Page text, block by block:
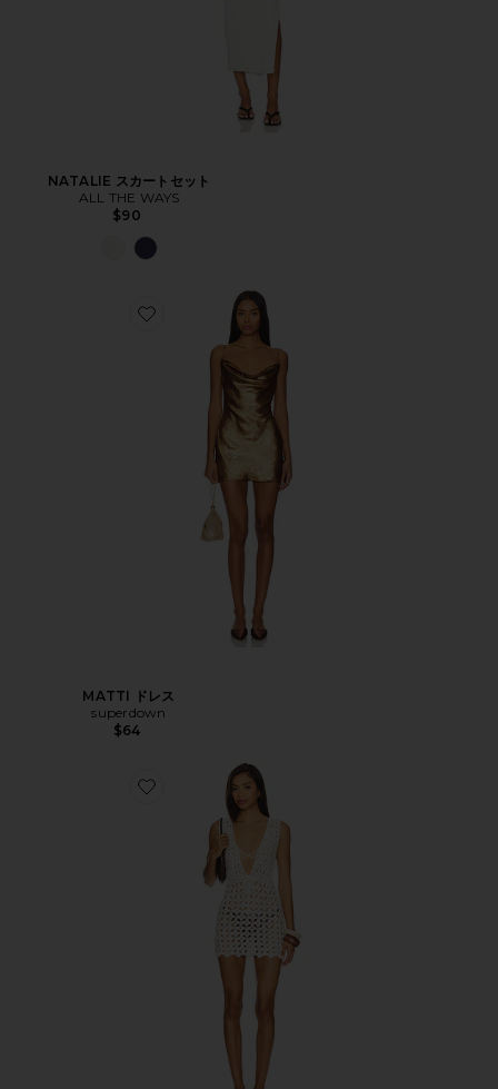
NATALIE スカートセット
ALL THE WAYS
$90
MATTI ドレス
superdown
$64